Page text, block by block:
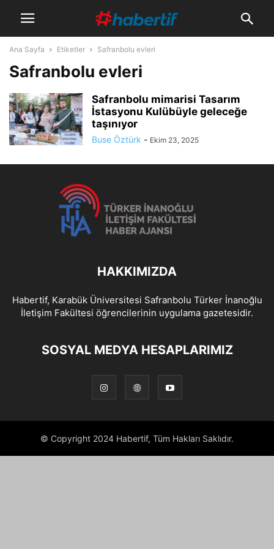
Ana Sayfa Etiketler Safranbolu evleri
Safranbolu evleri
Safranbolu mimarisi Tasarım
İstasyonu Kulübüyle geleceğe
taşınıyor
Buse Öztürk - Ekim 23, 2025
HAKKIMIZDA
Habertif, Karabük Üniversitesi Safranbolu Türker İnanoğlu
İletişim Fakültesi öğrencilerinin uygulama gazetesidir.
SOSYAL MEDYA HESAPLARIMIZ
© Copyright 2024 Habertif, Tüm Hakları Saklıdır.